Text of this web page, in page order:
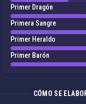
Primer Dragón
Primera Sangre
Primer Heraldo
Primer Barón
CÓMO SE